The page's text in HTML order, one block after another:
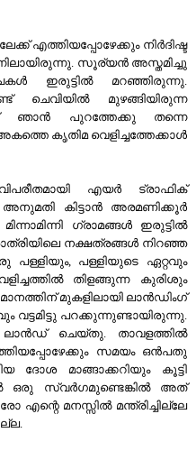
എത്തിയപ്പോഴേക്കും നിര്‍ദിഷ്ട
സൂര്യന്‍ അസ്തമിച്ചു
ഇരുട്ടില്‍ മറഞ്ഞിരുന്നു.
ചെവിയില്‍ മുഴങ്ങിയിരുന്ന
ഞാന്‍ പുറത്തേക്കു തന്നെ
കൃതിമ വെളിച്ചത്തേക്കാള്‍
എയര്‍ ട്രാഫിക്‌
കിട്ടാന്‍ അരമണിക്കൂര്‍
ഗ്രാമങ്ങള്‍ ഇരുട്ടില്‍
നക്ഷത്രങ്ങള്‍ നിറഞ്ഞ
പള്ളിയുടെ ഏറ്റവും
തിളങ്ങുന്ന കുരിശും
മുകളിലായി ലാന്‍ഡിംഗ്
പറക്കുന്നുണ്ടായിരുന്നു.
ലാന്‍ഡ്‌ ചെയ്തു. താവളത്തില്‍
സമയം ഒന്‍പതു
ദോശ മാങ്ങാക്കറിയും കൂട്ടി
ഒരു സ്വര്‍ഗമുണ്ടെങ്കില്‍ അത്
മനസ്സില്‍ മന്ത്രിച്ചില്ലേ